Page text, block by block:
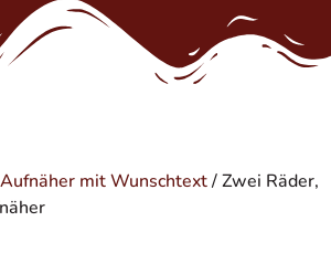
Aufnäher mit Wunschtext/ Zwei Räder,